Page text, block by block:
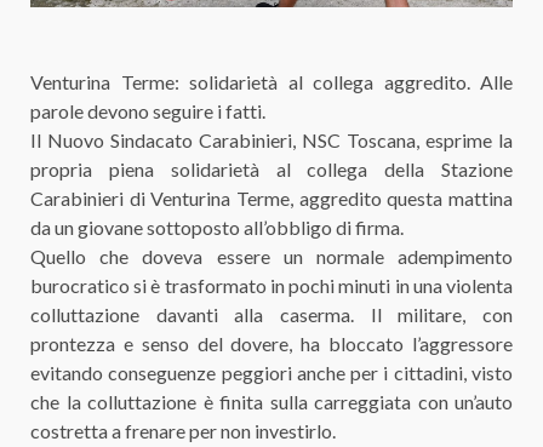
Venturina Terme: solidarietà al collega aggredito. Alle
parole devono seguire i fatti.
Il Nuovo Sindacato Carabinieri, NSC Toscana, esprime la
propria piena solidarietà al collega della Stazione
Carabinieri di Venturina Terme, aggredito questa mattina
da un giovane sottoposto all’obbligo di firma.
Quello che doveva essere un normale adempimento
burocratico si è trasformato in pochi minuti in una violenta
colluttazione davanti alla caserma. Il militare, con
prontezza e senso del dovere, ha bloccato l’aggressore
evitando conseguenze peggiori anche per i cittadini, visto
che la colluttazione è finita sulla carreggiata con un’auto
costretta a frenare per non investirlo.